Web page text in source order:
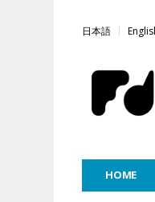
日本語
HOME